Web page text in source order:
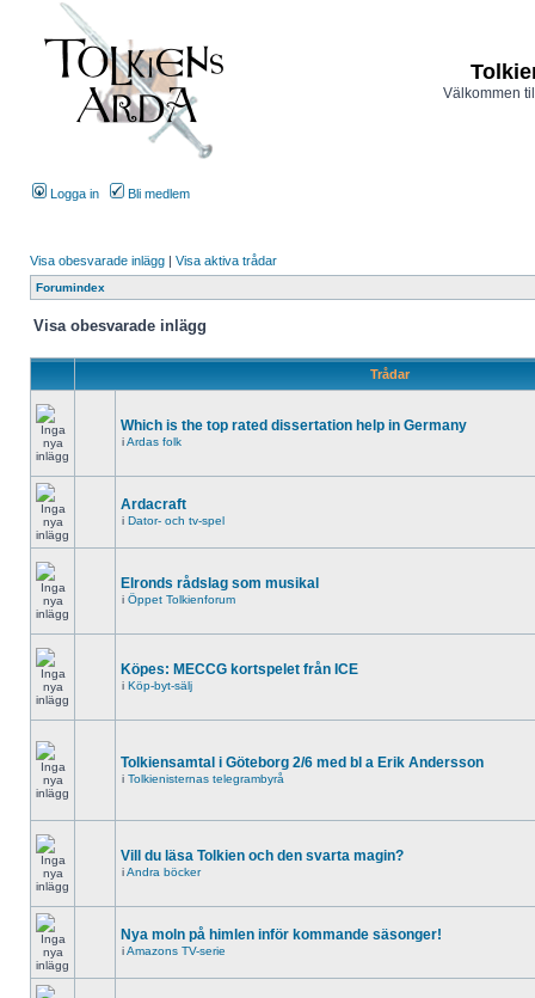
Välkommen
Logga in Bli medlem
Visa obesvarade inlägg | Visa aktiva trådar
Forumindex
Visa obesvarade inlägg
Trådar
Which is the top rated dissertation help in Germany
iArdas folk
Ardacraft
i Dator- och tv-spel
Elronds rådslag som musikal
i Öppet Tolkienforum
Köpes: MECCG kortspelet från ICE
i Köp-byt-sälj
Tolkiensamtal i Göteborg 2/6 med bl a Erik Andersson
i Tolkienisternas telegrambyrå
Vill du läsa Tolkien och den svarta magin?
iAndra böcker
Nya moln på himlen inför kommande säsonger!
iAmazons TV-serie